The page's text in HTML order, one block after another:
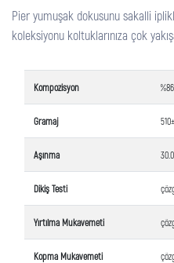
Pier yumuşak dokusunu sakalli
koleksiyonu koltuklarınıza çok
Kompozisyon
Gramaj
Aşınma
Dikiş Testi
Yırtılma Mukavemeti
Kopma Mukavemeti